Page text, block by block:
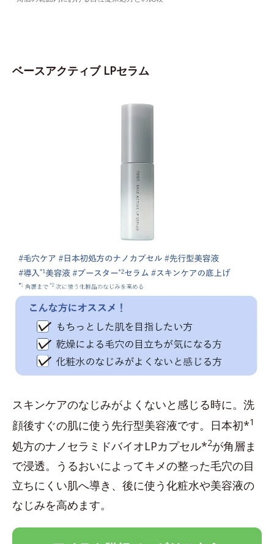
ベースアクティブ LPセラム
スキンケアのなじみがよくないと感じる時に。洗
顔後すぐの肌に使う先行型美容液です。日本初*1
処方のナノセラミドバイオLPカプセル*2が角層ま
で浸透。うるおいによってキメの整った毛穴の目
立ちにくい肌へ導き、後に使う化粧水や美容液の
なじみを高めます。